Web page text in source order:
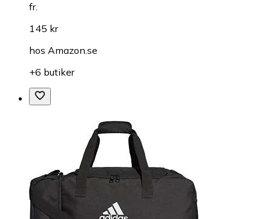
fr.
145 kr
hos Amazon.se
+6 butiker